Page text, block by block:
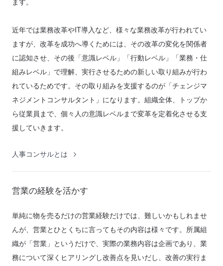
近年では業務改革やIT導入など、様々な業務改革が行われてい
ますが、改革を成功へ導くためには、その改革の変化を関係者
に認知させ、その後「意識レベル」「行動レベル」「業務・仕
組みレベル」で理解、実行させるための新しい取り組みが行わ
れているためです。その取り組みを支援するのが「チェンジマ
ネジメントコンサルタント」になります。組織全体、トップか
ら従業員まで、個々人の意識レベルまで変革を定着化させる支
援していきます。
人事コンサルとは
営業の経験を活かす
単純に物を売るだけの営業経験だけでは、難しいかもしれませ
んが、営業とひとくちに言ってもその内容は様々です。所属組
織が「営業」というだけで、実際の業務内容は企画であり、業
務について深くヒアリングし改善点を見いだし、改善の実行ま